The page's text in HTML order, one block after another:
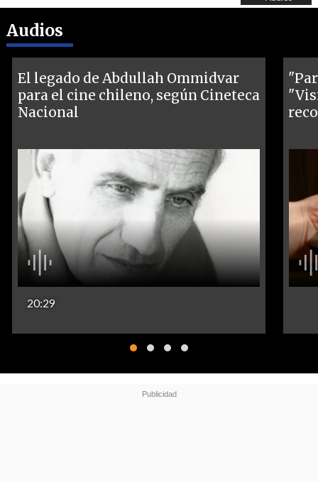
Audios
El legado de Abdullah Ommidvar
para el cine chileno, según Cineteca
Nacional
20:29